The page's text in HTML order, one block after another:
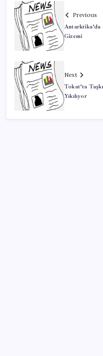
Previous
Antarktika’da
Gizemi
Next
Tokat’ta
Yıkılıyor